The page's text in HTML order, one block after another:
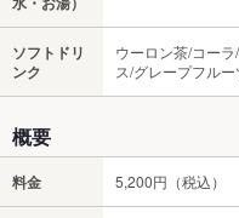
ソフトドリ
ンク
ウーロン茶/コー
ス/グレープフル
概要
料金 5,200円（税込）